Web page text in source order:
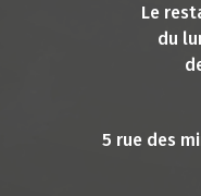
Le
du
5 rue des